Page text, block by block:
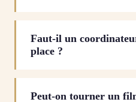
Faut-il un
place ?
Peut-on tourner un